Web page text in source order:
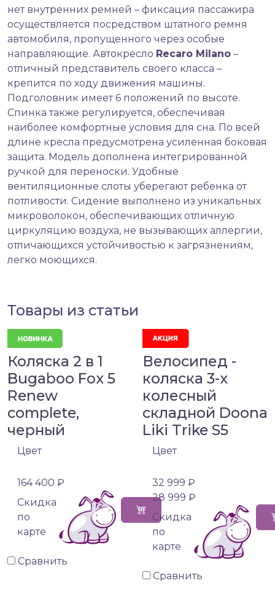
нет внутренних ремней – фиксация пассажира
осуществляется посредством штатного ремня
автомобиля, пропущенного через особые
направляющие. Автокресло Recaro Milano –
отличный представитель своего класса –
крепится по ходу движения машины.
Подголовник имеет 6 положений по высоте.
Спинка также регулируется, обеспечивая
наиболее комфортные условия для сна. По всей
длине кресла предусмотрена усиленная боковая
защита. Модель дополнена интегрированной
ручкой для переноски. Удобные
вентиляционные слоты уберегают ребенка от
потливости. Сидение выполнено из уникальных
микроволокон, обеспечивающих отличную
циркуляцию воздуха, не вызывающих аллергии,
отличающихся устойчивостью к загрязнениям,
легко моющихся.
Товары из статьи
Коляска 2 в 1
Bugaboo Fox 5
Renew
complete,
черный
Цвет
164 400 ₽
Cкидка
по
карте
Сравнить
Велосипед -
коляска 3-х
колесный
складной Doona
Liki Trike S5
Цвет
32 999 ₽
28 999 ₽
Cкидка
по
карте
Сравнить